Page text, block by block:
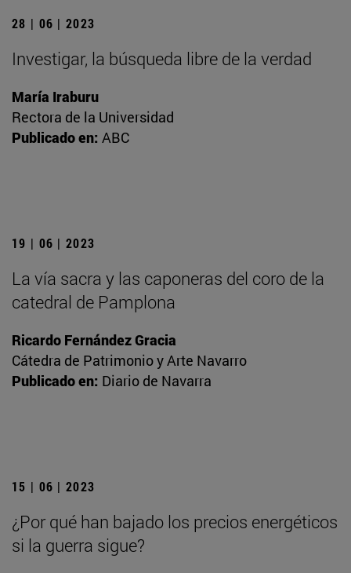
28 | 06 | 2023
Investigar, la búsqueda libre de la verdad
María Iraburu
Rectora de la Universidad
Publicado en: ABC
19 | 06 | 2023
La vía sacra y las caponeras del coro de la
catedral de Pamplona
Ricardo Fernández Gracia
Cátedra de Patrimonio y Arte Navarro
Publicado en: Diario de Navarra
15 | 06 | 2023
¿Por qué han bajado los precios energéticos
si la guerra sigue?